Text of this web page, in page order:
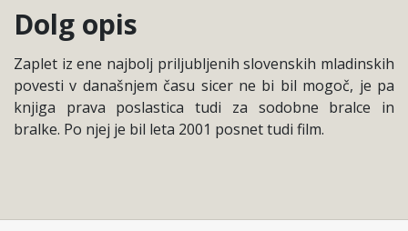
Dolg opis
Zaplet iz ene najbolj priljubljenih slovenskih mladinskih
povesti v današnjem času sicer ne bi bil mogoč, je pa
knjiga prava poslastica tudi za sodobne bralce in
bralke. Po njej je bil leta 2001 posnet tudi film.